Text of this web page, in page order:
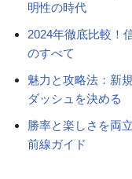
明性の時代
2024年徹底比較！
のすべて
魅力と攻略法：新
ダッシュを決める
勝率と楽しさを両
前線ガイド